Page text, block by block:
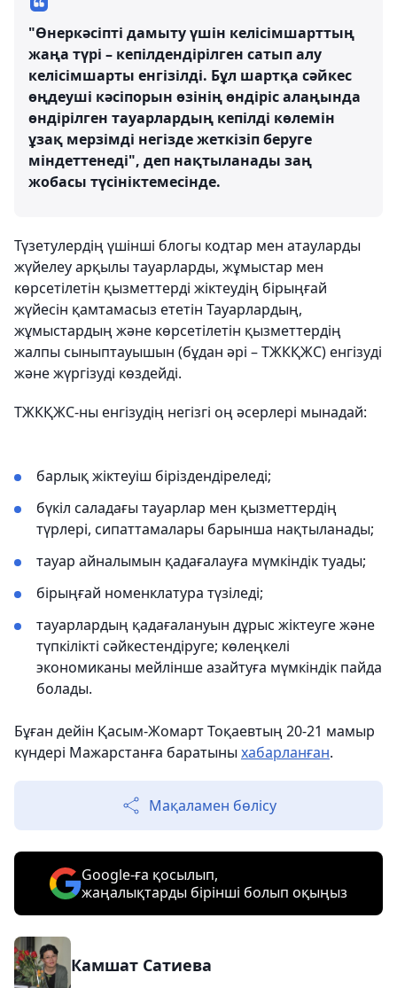
"Өнеркәсіпті дамыту үшін келісімшарттың
жаңа түрі – кепілдендірілген сатып алу
келісімшарты енгізілді. Бұл шартқа сәйкес
өңдеуші кәсіпорын өзінің өндіріс алаңында
өндірілген тауарлардың кепілді көлемін
ұзақ мерзімді негізде жеткізіп беруге
міндеттенеді", деп нақтыланады заң
жобасы түсініктемесінде.
Түзетулердің үшінші блогы кодтар мен атауларды
жүйелеу арқылы тауарларды, жұмыстар мен
көрсетілетін қызметтерді жіктеудің бірыңғай
жүйесін қамтамасыз ететін Тауарлардың,
жұмыстардың және көрсетілетін қызметтердің
жалпы сыныптауышын (бұдан әрі – ТЖКҚЖС) енгізуді
және жүргізуді көздейді.
ТЖКҚЖС-ны енгізудің негізгі оң әсерлері мынадай:
барлық жіктеуіш біріздендіреледі;
бүкіл саладағы тауарлар мен қызметтердің
түрлері, сипаттамалары барынша нақтыланады;
тауар айналымын қадағалауға мүмкіндік туады;
бірыңғай номенклатура түзіледі;
тауарлардың қадағалануын дұрыс жіктеуге және
түпкілікті сәйкестендіруге; көлеңкелі
экономиканы мейлінше азайтуға мүмкіндік пайда
болады.
Бұған дейін Қасым-Жомарт Тоқаевтың 20-21 мамыр
күндері Мажарстанға баратыны хабарланған.
Мақаламен бөлісу
Google-ға қосылып,
жаңалықтарды бірінші болып оқыңыз
Камшат Сатиева